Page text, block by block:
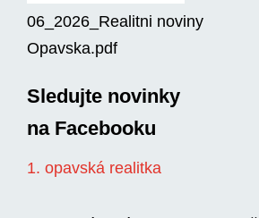
06_2026_Realitni noviny
Opavska.pdf
Sledujte novinky
na Facebooku
1. opavská realitka